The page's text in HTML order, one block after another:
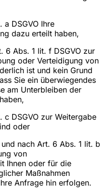
a DSGVO Ihre
dazu erteilt haben,
6 Abs. 1 lit. f DSGVO zur
oder Verteidigung von
ist und kein Grund
Sie ein überwiegendes
am Unterbleiben der
DSGVO zur Weitergabe
oder
nach Art. 6 Abs. 1 lit. b
von
Ihnen oder für die
Maßnahmen
Anfrage hin erfolgen.